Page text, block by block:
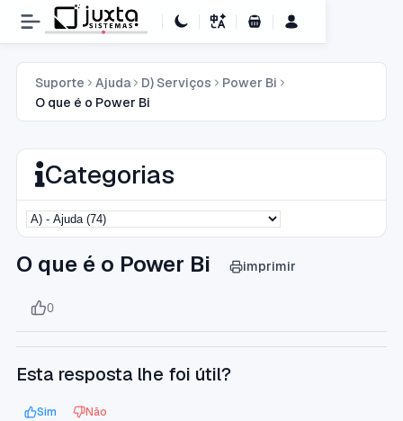
Carrinho de Compras
Suporte Ajuda D) Serviços
Power Bi
O que é o Power Bi
Categorias
O que é o Power Bi imprimir
0
Esta resposta lhe foi útil?
Sim Não